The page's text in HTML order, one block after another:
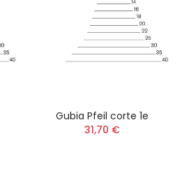
Gubia Pfeil corte 1e
31,70 €